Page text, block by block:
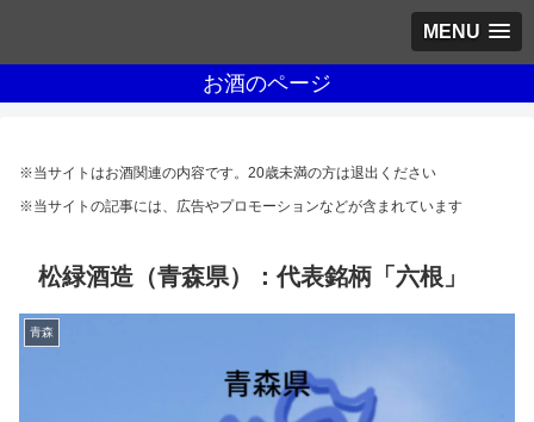
MENU
お酒のページ
※当サイトはお酒関連の内容です。20歳未満の方は退出ください
※当サイトの記事には、広告やプロモーションなどが含まれています
松緑酒造（青森県）：代表銘柄「六根」
青森